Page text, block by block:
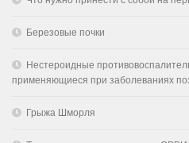
Березовые почки
Нестероидные
применяющиеся при заболеваниях
Грыжа Шморля